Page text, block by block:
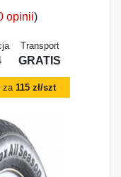
opinii)
Transport
GRATIS
za 115 zł/szt